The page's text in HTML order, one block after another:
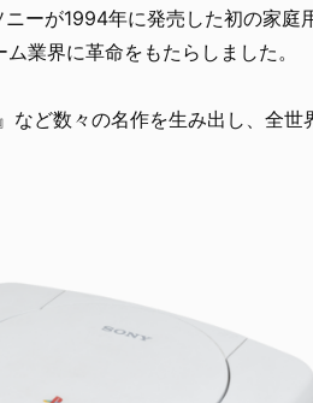
ニーが1994年に発売した初の家庭
業界に革命をもたらしました。
など数々の名作を生み出し、全世